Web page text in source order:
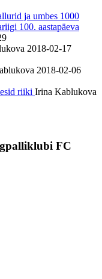
ja umbes 1000
100. aastapäeva
2018-02-17
2018-02-06
riiki Irina Kablukova
FC